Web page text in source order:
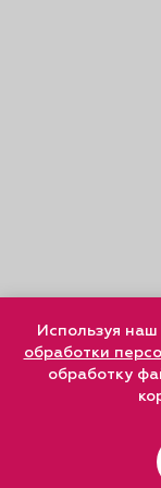
Используя
обработки
обработку